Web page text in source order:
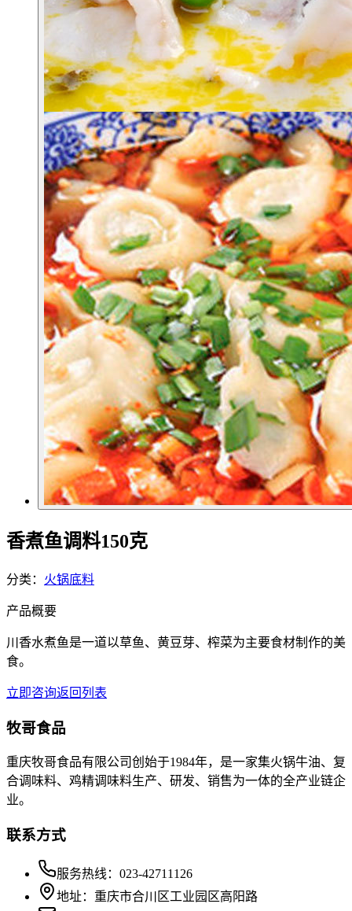
香煮鱼调料150克
分类： 火锅底料
产品概要
川香水煮鱼是一道以草鱼、黄豆芽、榨菜为主要食材制作的美
食。
立即咨询返回列表
牧哥食品
重庆牧哥食品有限公司创始于1984年，是一家集火锅牛油、复
合调味料、鸡精调味料生产、研发、销售为一体的全产业链企
业。
联系方式
服务热线：023-42711126
地址：重庆市合川区工业园区高阳路